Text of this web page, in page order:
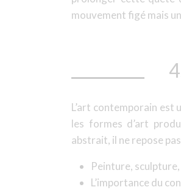
mouvement figé mais
L’art contemporain est
les formes d’art
abstrait, il ne repose
Peinture,
L’importance du